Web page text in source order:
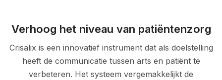
Verhoog het niveau van patiëntenzorg
Crisalix is een innovatief instrument dat als doelstelling
heeft de communicatie tussen arts en patiënt te
verbeteren. Het systeem vergemakkelijkt de